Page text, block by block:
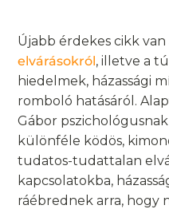
Újabb érdekes cikk van
elvárásokról, illetve a
hiedelmek, házassági
romboló hatásáról.
Gábor
különféle ködös,
tudatos-tudattalan
kapcsolatokba,
ráébrednek arra, hogy